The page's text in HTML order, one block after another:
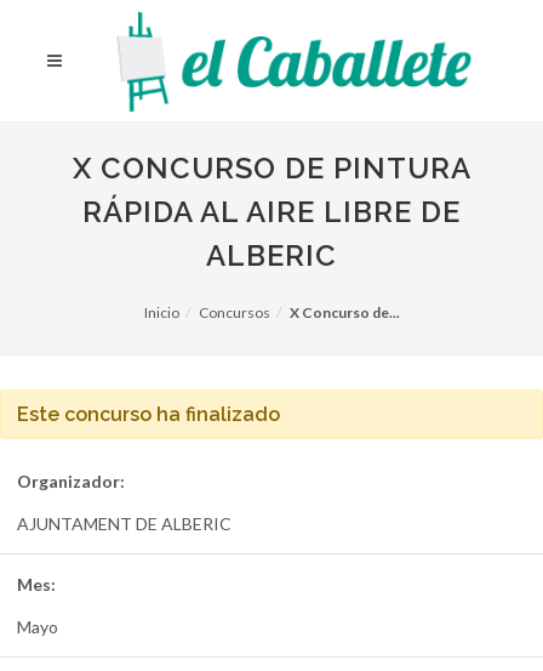
X CONCURSO DE PINTURA
RÁPIDA AL AIRE LIBRE DE
ALBERIC
Inicio Concursos X Concurso de...
Este concurso ha finalizado
Organizador:
AJUNTAMENT DE ALBERIC
Mes:
Mayo